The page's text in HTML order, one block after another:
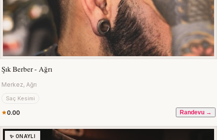
Şık Berber - Ağrı
Merkez, Ağrı
Saç Kesimi
0.00 Randevu →
✨ ONAYLI